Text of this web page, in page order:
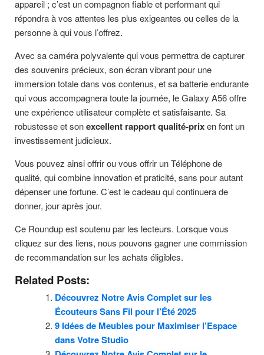
appareil ; c’est un compagnon fiable et performant qui
répondra à vos attentes les plus exigeantes ou celles de la
personne à qui vous l’offrez.
Avec sa caméra polyvalente qui vous permettra de capturer
des souvenirs précieux, son écran vibrant pour une
immersion totale dans vos contenus, et sa batterie endurante
qui vous accompagnera toute la journée, le Galaxy A56 offre
une expérience utilisateur complète et satisfaisante. Sa
robustesse et sonexcellent rapport qualité-prixen font un
investissement judicieux.
Vous pouvez ainsi offrir ou vous offrir un Téléphone de
qualité, qui combine innovation et praticité, sans pour autant
dépenser une fortune. C’est le cadeau qui continuera de
donner, jour après jour.
Ce Roundup est soutenu par les lecteurs. Lorsque vous
cliquez sur des liens, nous pouvons gagner une commission
de recommandation sur les achats éligibles.
Related Posts:
Découvrez Notre Avis Complet sur les
Écouteurs Sans Fil pour l’Été 2025
9 Idées de Meubles pour Maximiser l’Espace
dans Votre Studio